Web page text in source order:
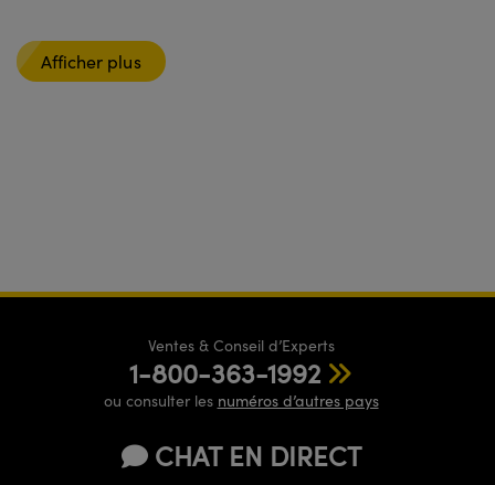
Afficher plus
Ventes & Conseil d’Experts
1-800-363-1992
ou consulter les numéros d’autres pays
CHAT EN DIRECT